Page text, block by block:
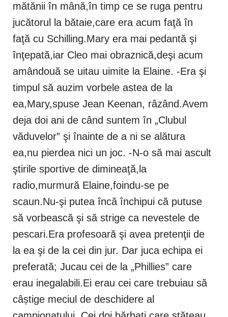
mătănii în mână,în timp ce se ruga pentru
jucătorul la bătaie,care era acum faţă în
faţă cu Schilling.Mary era mai pedantă şi
înţepată,iar Cleo mai obraznică,deşi acum
amândouă se uitau uimite la Elaine. -Era şi
timpul să auzim vorbele astea de la
ea,Mary,spuse Jean Keenan, râzând.Avem
deja doi ani de când suntem în „Clubul
văduvelor” şi înainte de a ni se alătura
ea,nu pierdea nici un joc. -N-o să mai ascult
ştirile sportive de dimineaţă,la
radio,murmură Elaine,foindu-se pe
scaun.Nu-şi putea încă închipui că putuse
să vorbească şi să strige ca nevestele de
pescari.Era profesoară şi avea pretenţii de
la ea şi de la cei din jur. Dar juca echipa ei
preferată; Jucau cei de la „Phillies” care
erau inegalabili.Ei erau cei care trebuiau să
câștige meciul de deschidere al